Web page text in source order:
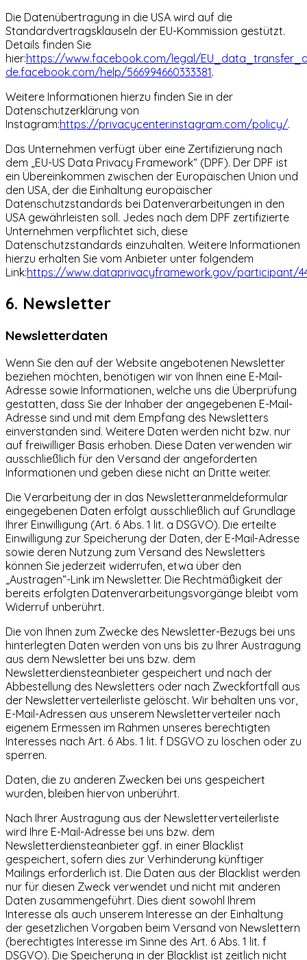
Die Datenübertragung in die USA wird auf die
Standardvertragsklauseln der EU-Kommission gestützt.
Details finden Sie
hier:https://www.facebook.com/legal/
de.facebook.com/help/566994660333381.
Weitere Informationen hierzu finden Sie in der
Datenschutzerklärung von
Instagram:https://privacycenter.instagram.com/policy/.
Das Unternehmen verfügt über eine Zertifizierung nach
dem „EU-US Data Privacy Framework“ (DPF). Der DPF ist
ein Übereinkommen zwischen der Europäischen Union und
den USA, der die Einhaltung europäischer
Datenschutzstandards bei Datenverarbeitungen in den
USA gewährleisten soll. Jedes nach dem DPF zertifizierte
Unternehmen verpflichtet sich, diese
Datenschutzstandards einzuhalten. Weitere Informationen
hierzu erhalten Sie vom Anbieter unter folgendem
Link:https://www.dataprivacyframework.gov/participant/
6. Newsletter
Newsletter­daten
Wenn Sie den auf der Website angebotenen Newsletter
beziehen möchten, benötigen wir von Ihnen eine E-Mail-
Adresse sowie Informationen, welche uns die Überprüfung
gestatten, dass Sie der Inhaber der angegebenen E-Mail-
Adresse sind und mit dem Empfang des Newsletters
einverstanden sind. Weitere Daten werden nicht bzw. nur
auf freiwilliger Basis erhoben. Diese Daten verwenden wir
ausschließlich für den Versand der angeforderten
Informationen und geben diese nicht an Dritte weiter.
Die Verarbeitung der in das Newsletteranmeldeformular
eingegebenen Daten erfolgt ausschließlich auf Grundlage
Ihrer Einwilligung (Art. 6 Abs. 1 lit. a DSGVO). Die erteilte
Einwilligung zur Speicherung der Daten, der E-Mail-Adresse
sowie deren Nutzung zum Versand des Newsletters
können Sie jederzeit widerrufen, etwa über den
„Austragen“-Link im Newsletter. Die Rechtmäßigkeit der
bereits erfolgten Datenverarbeitungsvorgänge bleibt vom
Widerruf unberührt.
Die von Ihnen zum Zwecke des Newsletter-Bezugs bei uns
hinterlegten Daten werden von uns bis zu Ihrer Austragung
aus dem Newsletter bei uns bzw. dem
Newsletterdiensteanbieter gespeichert und nach der
Abbestellung des Newsletters oder nach Zweckfortfall aus
der Newsletterverteilerliste gelöscht. Wir behalten uns vor,
E-Mail-Adressen aus unserem Newsletterverteiler nach
eigenem Ermessen im Rahmen unseres berechtigten
Interesses nach Art. 6 Abs. 1 lit. f DSGVO zu löschen oder zu
sperren.
Daten, die zu anderen Zwecken bei uns gespeichert
wurden, bleiben hiervon unberührt.
Nach Ihrer Austragung aus der Newsletterverteilerliste
wird Ihre E-Mail-Adresse bei uns bzw. dem
Newsletterdiensteanbieter ggf. in einer Blacklist
gespeichert, sofern dies zur Verhinderung künftiger
Mailings erforderlich ist. Die Daten aus der Blacklist werden
nur für diesen Zweck verwendet und nicht mit anderen
Daten zusammengeführt. Dies dient sowohl Ihrem
Interesse als auch unserem Interesse an der Einhaltung
der gesetzlichen Vorgaben beim Versand von Newslettern
(berechtigtes Interesse im Sinne des Art. 6 Abs. 1 lit. f
DSGVO). Die Speicherung in der Blacklist ist zeitlich nicht